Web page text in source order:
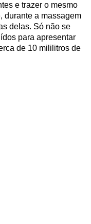
e trazer o mesmo
durante a massagem
delas. Só não se
para apresentar
de 10 mililitros de